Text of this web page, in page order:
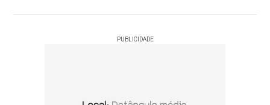
PUBLICIDADE